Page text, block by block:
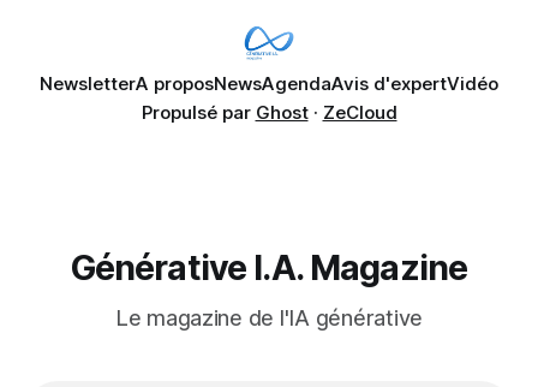
NewsletterA proposNewsAgendaAvis d'expertVidéo
Propulsé par Ghost· ZeCloud
Générative I.A. Magazine
Le magazine de l'IA générative